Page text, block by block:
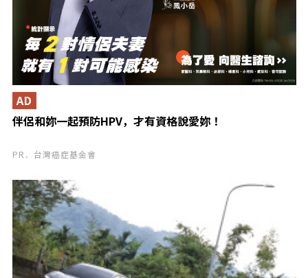
伴侶和妳一起預防HPV，才有資格說愛妳！
AD
PR．台灣癌症基金會